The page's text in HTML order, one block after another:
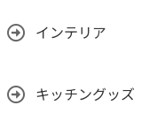
インテリア
キッチングッズ